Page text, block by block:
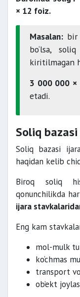
× 12 foiz.
Masalan: bir
bo‘lsa,
kiritilmagan
3 000 000 ×
etadi.
Soliq
Soliq bazasi
haqidan kelib
Biroq soliq
qonunchilikda
ijara
Eng kam
mol-mulk
ko‘chmas
transport
ob’ekt